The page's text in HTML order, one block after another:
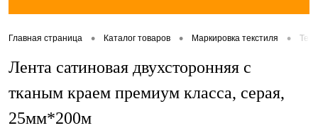
Главная страница • Каталог товаров • Маркировка текстиля •
Лента сатиновая двухсторонняя c
тканым краем премиум класса, серая,
25мм*200м